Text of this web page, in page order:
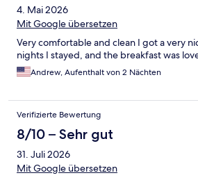
4. Mai 2026
Mit Google übersetzen
Very comfortable and clean I got a very
nights I stayed, and the breakfast was
Andrew, Aufenthalt von 2 Nächten
Verifizierte Bewertung
8/10 – Sehr gut
31. Juli 2026
Mit Google übersetzen